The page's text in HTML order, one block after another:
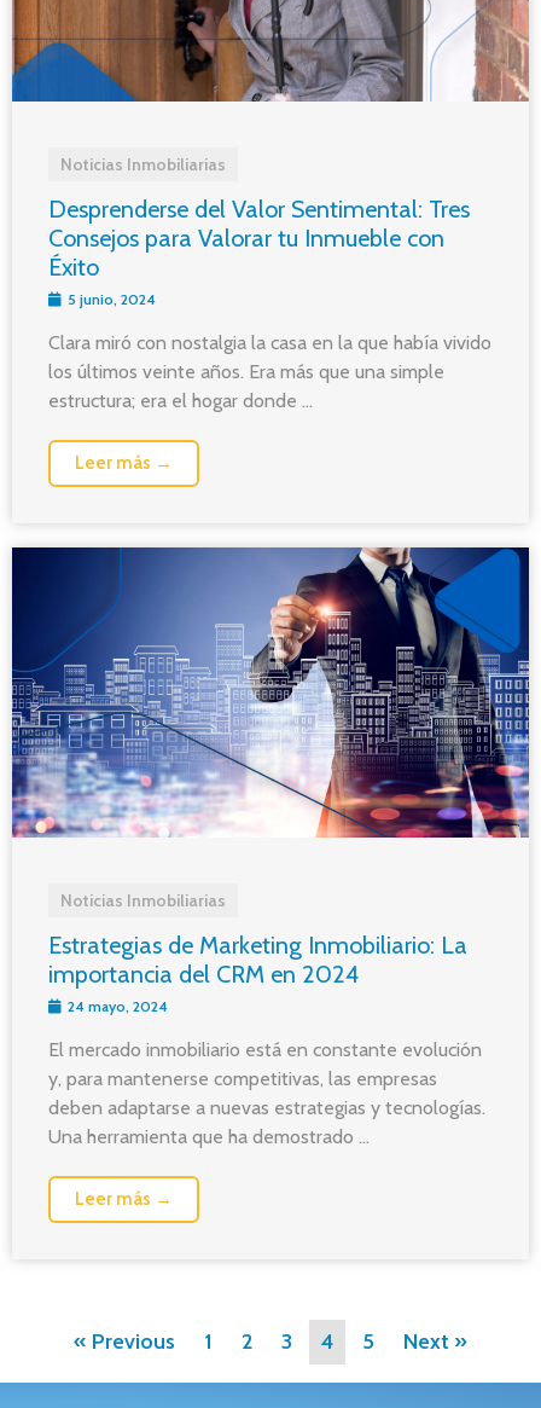
Noticias Inmobiliarias
Desprenderse del Valor Sentimental: Tres
Consejos para Valorar tu Inmueble con
Éxito
5 junio, 2024
Clara miró con nostalgia la casa en la que había vivido
los últimos veinte años. Era más que una simple
estructura; era el hogar donde ...
Leer más →
Noticias Inmobiliarias
Estrategias de Marketing Inmobiliario: La
importancia del CRM en 2024
24 mayo, 2024
El mercado inmobiliario está en constante evolución
y, para mantenerse competitivas, las empresas
deben adaptarse a nuevas estrategias y tecnologías.
Una herramienta que ha demostrado ...
Leer más →
« Previous 1 2 3 4 5 Next »